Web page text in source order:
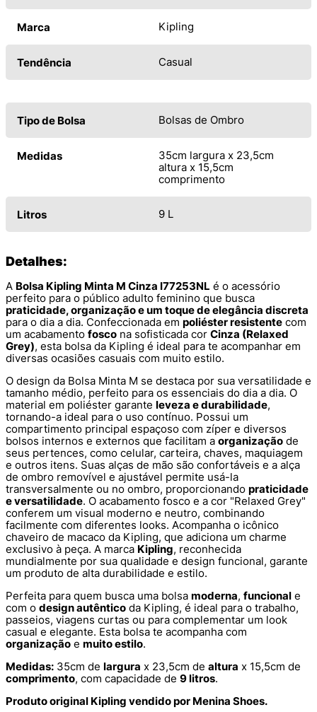
Marca Kipling
Tendência Casual
Tipo de Bolsa Bolsas de Ombro
Medidas
35cm largura x 23,5cm
altura x 15,5cm
comprimento
Litros 9 L
Detalhes:
A Bolsa Kipling Minta M Cinza I77253NL é o acessório
perfeito para o público adulto feminino que busca
praticidade, organização e um toque de elegância discreta
para o dia a dia. Confeccionada em poliéster resistente com
um acabamento fosco na sofisticada cor Cinza (Relaxed
Grey), esta bolsa da Kipling é ideal para te acompanhar em
diversas ocasiões casuais com muito estilo.
O design da Bolsa Minta M se destaca por sua versatilidade e
tamanho médio, perfeito para os essenciais do dia a dia. O
material em poliéster garante leveza e durabilidade,
tornando-a ideal para o uso contínuo. Possui um
compartimento principal espaçoso com zíper e diversos
bolsos internos e externos que facilitam a organização de
seus pertences, como celular, carteira, chaves, maquiagem
e outros itens. Suas alças de mão são confortáveis e a alça
de ombro removível e ajustável permite usá-la
transversalmente ou no ombro, proporcionando praticidade
e versatilidade. O acabamento fosco e a cor "Relaxed Grey"
conferem um visual moderno e neutro, combinando
facilmente com diferentes looks. Acompanha o icônico
chaveiro de macaco da Kipling, que adiciona um charme
exclusivo à peça. A marca Kipling, reconhecida
mundialmente por sua qualidade e design funcional, garante
um produto de alta durabilidade e estilo.
Perfeita para quem busca uma bolsa moderna, funcional e
com o design autêntico da Kipling, é ideal para o trabalho,
passeios, viagens curtas ou para complementar um look
casual e elegante. Esta bolsa te acompanha com
organização e muito estilo.
Medidas: 35cm de largura x 23,5cm de altura x 15,5cm de
comprimento, com capacidade de 9 litros.
Produto original Kipling vendido por Menina Shoes.